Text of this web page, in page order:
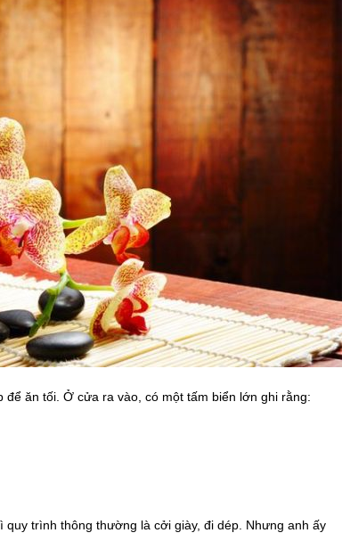
ăn tối. Ở cửa ra vào, có một tấm biển lớn ghi rằng:
trình thông thường là cởi giày, đi dép. Nhưng anh ấy